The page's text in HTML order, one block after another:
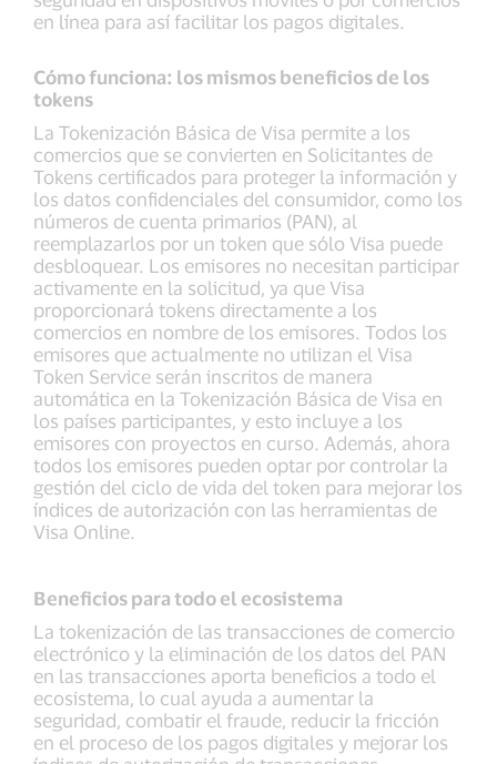
en línea para así facilitar los pagos digitales.
Cómo funciona: los mismos beneficios de los
tokens
La Tokenización Básica de Visa permite a los
comercios que se convierten en Solicitantes de
Tokens certificados para proteger la información y
los datos confidenciales del consumidor, como los
números de cuenta primarios (PAN), al
reemplazarlos por un token que sólo Visa puede
desbloquear. Los emisores no necesitan participar
activamente en la solicitud, ya que Visa
proporcionará tokens directamente a los
comercios en nombre de los emisores. Todos los
emisores que actualmente no utilizan el Visa
Token Service serán inscritos de manera
automática en la Tokenización Básica de Visa en
los países participantes, y esto incluye a los
emisores con proyectos en curso. Además, ahora
todos los emisores pueden optar por controlar la
gestión del ciclo de vida del token para mejorar los
índices de autorización con las herramientas de
Visa Online.
Beneficios para todo el ecosistema
La tokenización de las transacciones de comercio
electrónico y la eliminación de los datos del PAN
en las transacciones aporta beneficios a todo el
ecosistema, lo cual ayuda a aumentar la
seguridad, combatir el fraude, reducir la fricción
en el proceso de los pagos digitales y mejorar los